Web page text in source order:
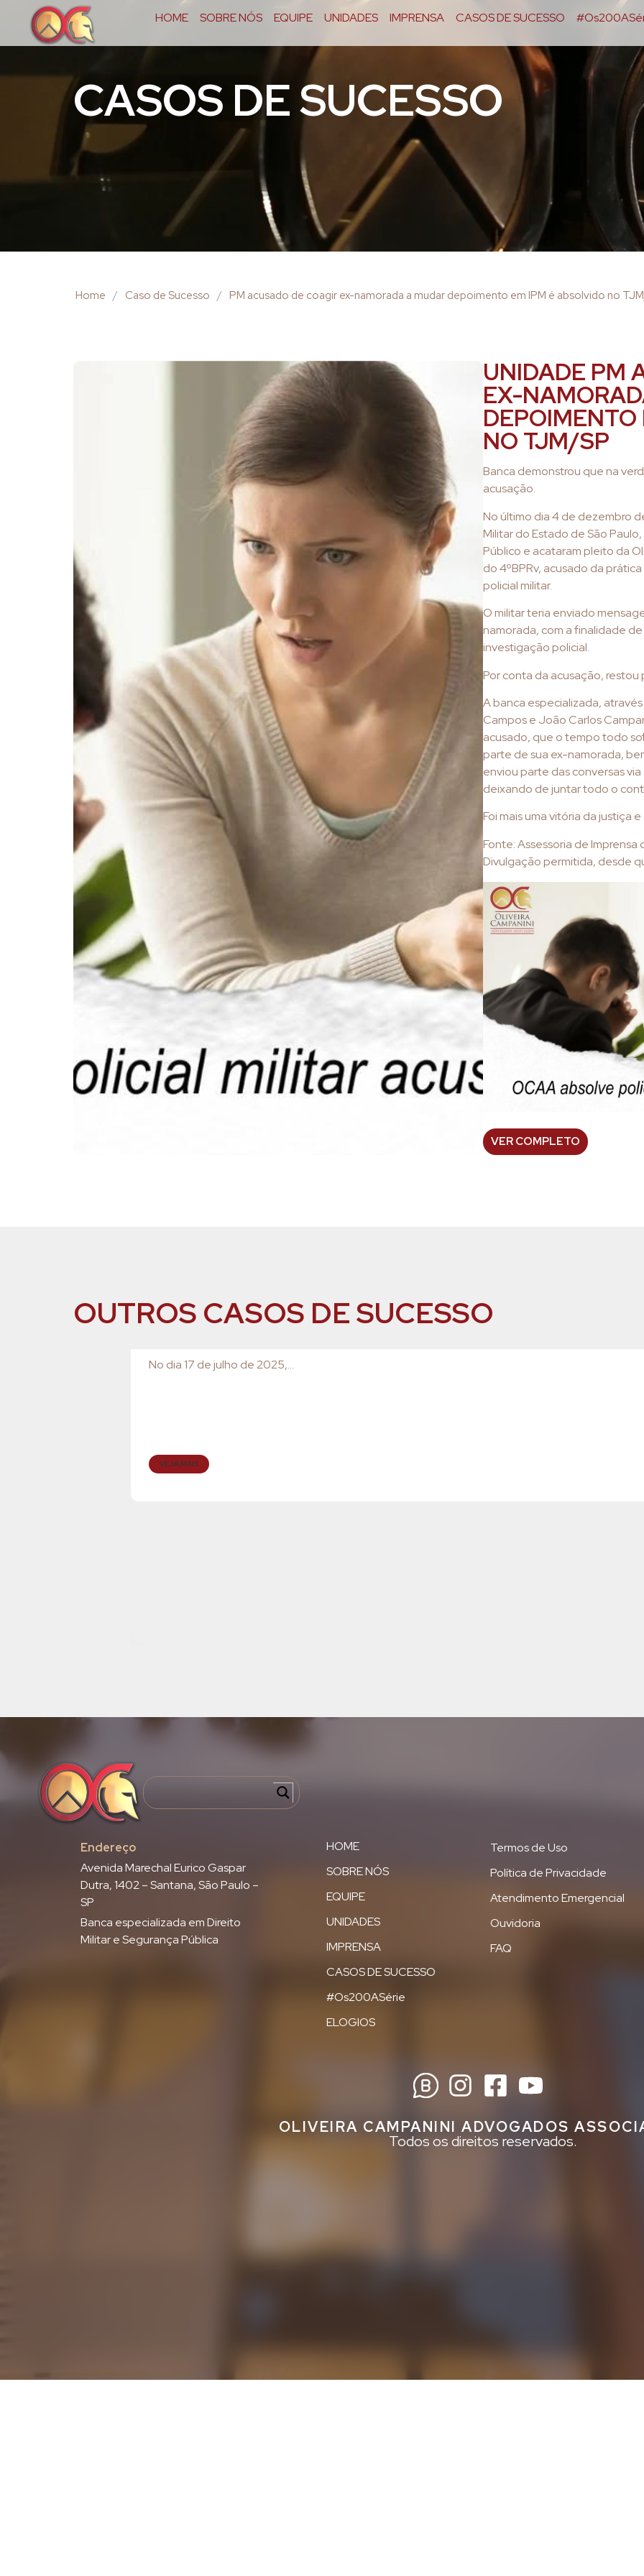
HOME SOBRE NÓS EQUIPE UNIDADES IMPRENSA CASOS DE SUCESSO
CASOS DE SUCESSO
Home / Caso de Sucesso / PM acusado de coagir ex-namorada a mudar depoimento em IPM é absolvido no
UNIDADE PM
EX-
NO TJM/SP
Banca demonstrou que na
acusação.
No último dia 4 de dezembro
Militar do Estado de São
Público e acataram pleito da
do 4ºBPRv, acusado da
policial militar.
O militar teria enviado
namorada, com a finalidade
investigação policial.
Por conta da acusação, restou
A banca especializada,
Campos e João Carlos
acusado, que o tempo todo
parte de sua ex-namorada,
enviou parte das conversas
deixando de juntar todo o
Foi mais uma vitória da justiça
Fonte: Assessoria de
Divulgação permitida, desde
VER COMPLETO
OUTROS CASOS DE SUCESSO
No dia 17 de julho de 2025,...
VEJA MAIS
Endereço
Avenida Marechal Eurico Gaspar
Dutra, 1402 – Santana, São Paulo –
SP
Banca especializada em Direito
Militar e Segurança Pública
HOME
SOBRE NÓS
EQUIPE
UNIDADES
IMPRENSA
CASOS DE SUCESSO
#Os200ASérie
ELOGIOS
Termos de Uso
Política de Privacidade
Atendimento Emergencial
Ouvidoria
FAQ
OLIVEIRA CAMPANINI ADVOGADOS
Todos os direitos reservados.